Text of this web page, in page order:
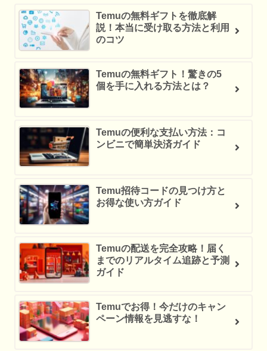
Temuの無料ギフトを徹底解
説！本当に受け取る方法と利用
のコツ
Temuの無料ギフト！驚きの5
個を手に入れる方法とは？
Temuの便利な支払い方法：コ
ンビニで簡単決済ガイド
Temu招待コードの見つけ方と
お得な使い方ガイド
Temuの配送を完全攻略！届く
までのリアルタイム追跡と予測
ガイド
Temuでお得！今だけのキャン
ペーン情報を見逃すな！